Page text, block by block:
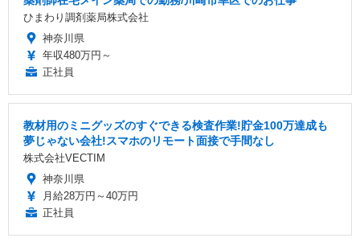
ひまわり調剤薬局株式会社
神奈川県
年収480万円～
正社員
教材用のミニグッズのすぐできる検査作業!貯金100万達成も
夢じゃない会社!スマホのリモート面接で手間なし
株式会社VECTIM
神奈川県
月給28万円～40万円
正社員